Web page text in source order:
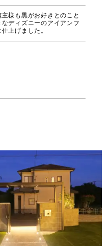
様も黒がお好きとのこと
ディズニーのアイアンフ
上げました。